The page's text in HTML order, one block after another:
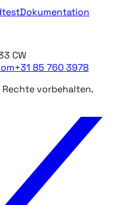
Dokumentation
CW
+31 85 760 3978
Rechte vorbehalten.